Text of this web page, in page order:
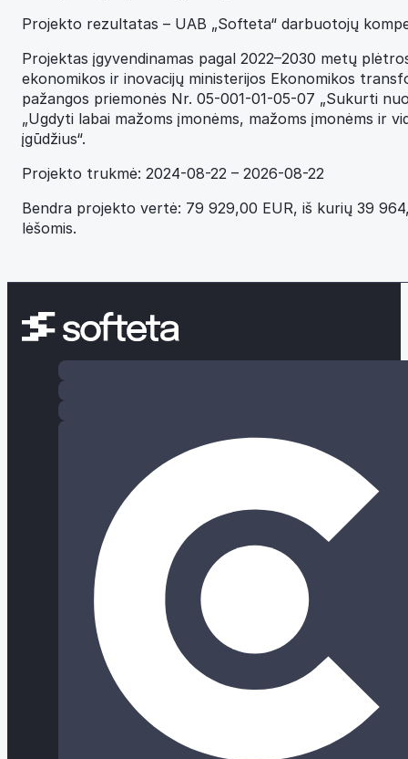
Projekto rezultatas – UAB „Softeta“ darbuotojų
Projektas įgyvendinamas pagal 2022–2030 metų
ekonomikos ir inovacijų ministerijos Ekonomikos
pažangos priemonės Nr. 05-001-01-05-07 „Sukurti
„Ugdyti labai mažoms įmonėms, mažoms įmonėms ir
įgūdžius“.
Projekto trukmė: 2024-08-22 – 2026-08-22
Bendra projekto vertė: 79 929,00 EUR, iš kurių 39
lėšomis.